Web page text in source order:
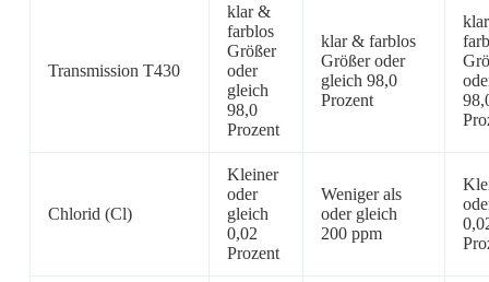
Transmission T430
klar &
farblos
Größer
oder
gleich
98,0
Prozent
klar & farblos
Größer oder
gleich 98,0
Prozent
Chlorid (Cl)
Kleiner
oder
gleich
0,02
Prozent
Weniger als
oder gleich
200 ppm